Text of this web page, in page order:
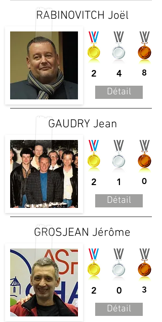
RABINOVITCH Joël
2 4 8
Détail
GAUDRY Jean
2 1 0
Détail
GROSJEAN Jérôme
2 0 3
Détail